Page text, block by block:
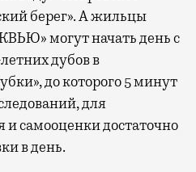
берег». А жильцы
могут начать день с
дубов в
до которого 5 минут
для
самооценки достаточно
в день.